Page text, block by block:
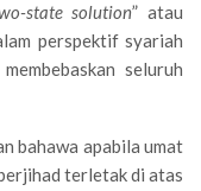
state solution” atau
perspektif syariah
seluruh
apabila umat
terletak di atas